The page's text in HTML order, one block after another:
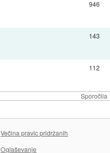
Sporočila
946
143
112
Večina pravic pridržanih
Oglaševanje